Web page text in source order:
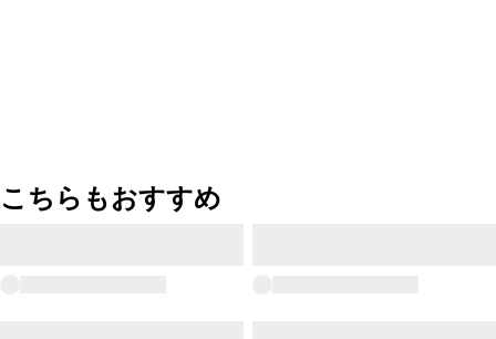
こちらもおすすめ